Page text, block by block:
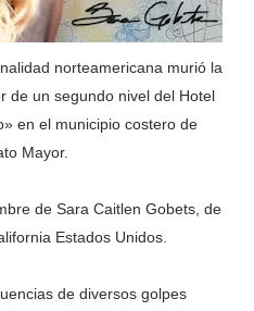
norteamericana murió la
de un segundo nivel del Hotel
en el municipio costero de
Mayor.
de Sara Caitlen Gobets, de
Estados Unidos.
de diversos golpes